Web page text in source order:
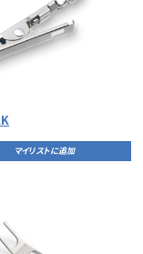
マイリストに追加